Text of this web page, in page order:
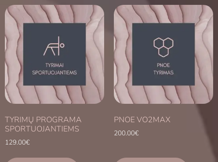
TYRIMŲ PROGRAMA
SPORTUOJANTIEMS
129.00€
PNOE VO2MAX
200.00€